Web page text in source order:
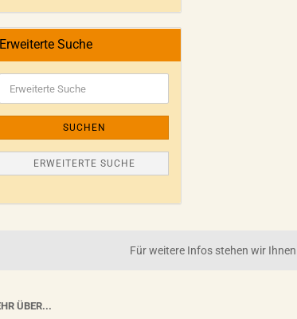
Erweiterte Suche
SUCHEN
ERWEITERTE SUCHE
Für weitere Infos stehen wir
ÜBER...